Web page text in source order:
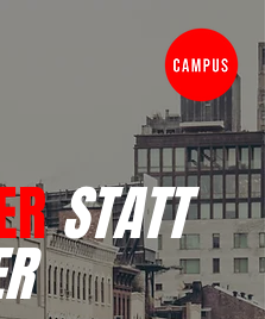
STATT